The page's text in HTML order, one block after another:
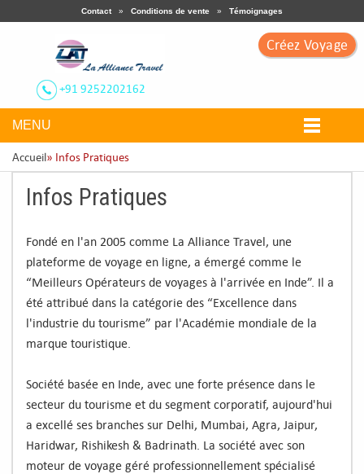
Contact» Conditions de vente » Témoignages
Créez Voyage
+91 9252202162
MENU
Nos Circuits
Voyage Thématique
Ville Touristiques
Circuit Sur Mesure
Infos Pratiques
Qui Sommes Nous
Qui Sommes Nous
Accueil» Infos Pratiques
Infos Pratiques
Fondé en l'an 2005 comme La Alliance Travel, une
plateforme de voyage en ligne, a émergé comme le
“Meilleurs Opérateurs de voyages à l'arrivée en Inde”. Il a
été attribué dans la catégorie des “Excellence dans
l'industrie du tourisme” par l'Académie mondiale de la
marque touristique.
Société basée en Inde, avec une forte présence dans le
secteur du tourisme et du segment corporatif, aujourd'hui
a excellé ses branches sur Delhi, Mumbai, Agra, Jaipur,
Haridwar, Rishikesh & Badrinath. La société avec son
moteur de voyage géré professionnellement spécialisé